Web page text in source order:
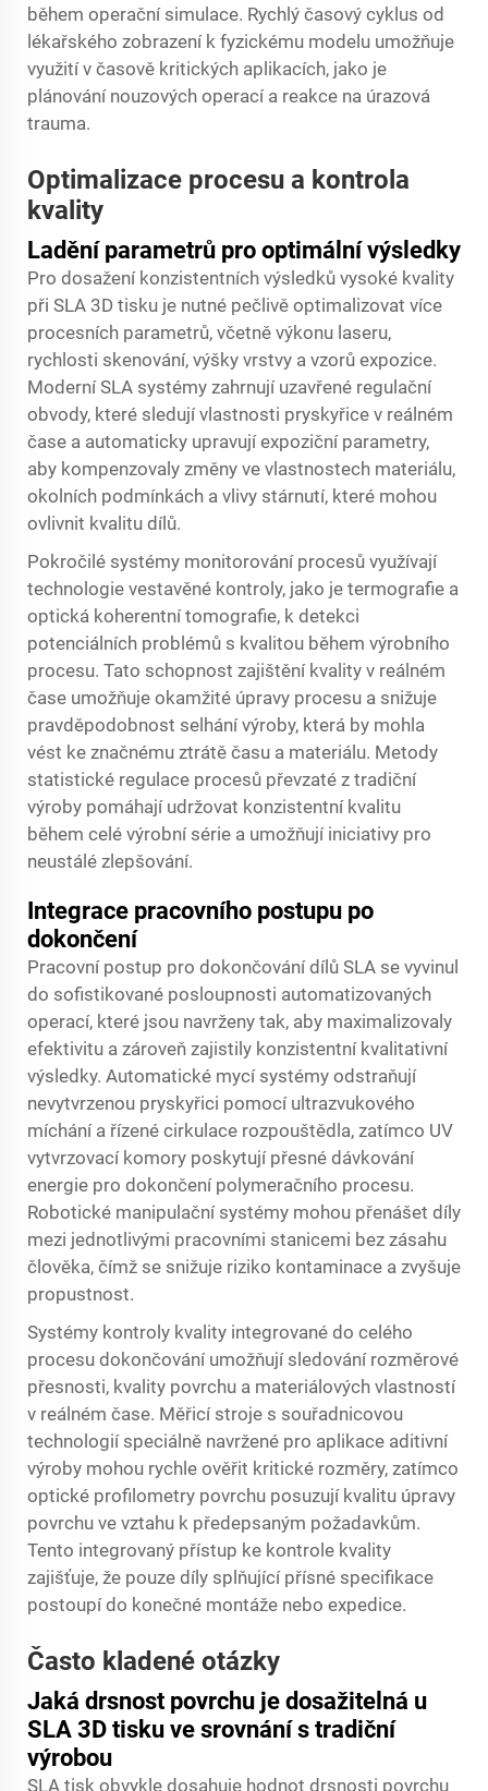
během operační simulace. Rychlý časový cyklus od
lékařského zobrazení k fyzickému modelu umožňuje
využití v časově kritických aplikacích, jako je
plánování nouzových operací a reakce na úrazová
trauma.
Optimalizace procesu a kontrola
kvality
Ladění parametrů pro optimální výsledky
Pro dosažení konzistentních výsledků vysoké kvality
při SLA 3D tisku je nutné pečlivě optimalizovat více
procesních parametrů, včetně výkonu laseru,
rychlosti skenování, výšky vrstvy a vzorů expozice.
Moderní SLA systémy zahrnují uzavřené regulační
obvody, které sledují vlastnosti pryskyřice v reálném
čase a automaticky upravují expoziční parametry,
aby kompenzovaly změny ve vlastnostech materiálu,
okolních podmínkách a vlivy stárnutí, které mohou
ovlivnit kvalitu dílů.
Pokročilé systémy monitorování procesů využívají
technologie vestavěné kontroly, jako je termografie a
optická koherentní tomografie, k detekci
potenciálních problémů s kvalitou během výrobního
procesu. Tato schopnost zajištění kvality v reálném
čase umožňuje okamžité úpravy procesu a snižuje
pravděpodobnost selhání výroby, která by mohla
vést ke značnému ztrátě času a materiálu. Metody
statistické regulace procesů převzaté z tradiční
výroby pomáhají udržovat konzistentní kvalitu
během celé výrobní série a umožňují iniciativy pro
neustálé zlepšování.
Integrace pracovního postupu po
dokončení
Pracovní postup pro dokončování dílů SLA se vyvinul
do sofistikované posloupnosti automatizovaných
operací, které jsou navrženy tak, aby maximalizovaly
efektivitu a zároveň zajistily konzistentní kvalitativní
výsledky. Automatické mycí systémy odstraňují
nevytvrzenou pryskyřici pomocí ultrazvukového
míchání a řízené cirkulace rozpouštědla, zatímco UV
vytvrzovací komory poskytují přesné dávkování
energie pro dokončení polymeračního procesu.
Robotické manipulační systémy mohou přenášet díly
mezi jednotlivými pracovními stanicemi bez zásahu
člověka, čímž se snižuje riziko kontaminace a zvyšuje
propustnost.
Systémy kontroly kvality integrované do celého
procesu dokončování umožňují sledování rozměrové
přesnosti, kvality povrchu a materiálových vlastností
v reálném čase. Měřicí stroje s souřadnicovou
technologií speciálně navržené pro aplikace aditivní
výroby mohou rychle ověřit kritické rozměry, zatímco
optické profilometry povrchu posuzují kvalitu úpravy
povrchu ve vztahu k předepsaným požadavkům.
Tento integrovaný přístup ke kontrole kvality
zajišťuje, že pouze díly splňující přísné specifikace
postoupí do konečné montáže nebo expedice.
Často kladené otázky
Jaká drsnost povrchu je dosažitelná u
SLA 3D tisku ve srovnání s tradiční
výrobou
SLA tisk obvykle dosahuje hodnot drsnosti povrchu